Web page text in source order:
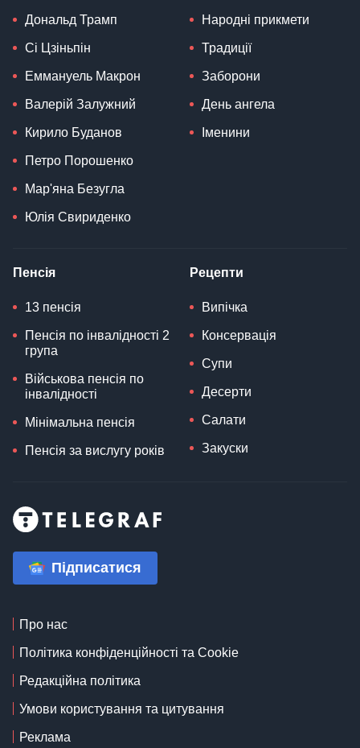
Дональд Трамп
Сі Цзіньпін
Еммануель Макрон
Валерій Залужний
Кирило Буданов
Петро Порошенко
Мар'яна Безугла
Юлія Свириденко
Народні прикмети
Традиції
Заборони
День ангела
Іменини
Пенсія
13 пенсія
Пенсія по інвалідності 2
група
Військова пенсія по
інвалідності
Мінімальна пенсія
Пенсія за вислугу років
Рецепти
Випічка
Консервація
Супи
Десерти
Салати
Закуски
Підписатися
Про нас
Політика конфіденційності та Cookie
Редакційна політика
Умови користування та цитування
Реклама